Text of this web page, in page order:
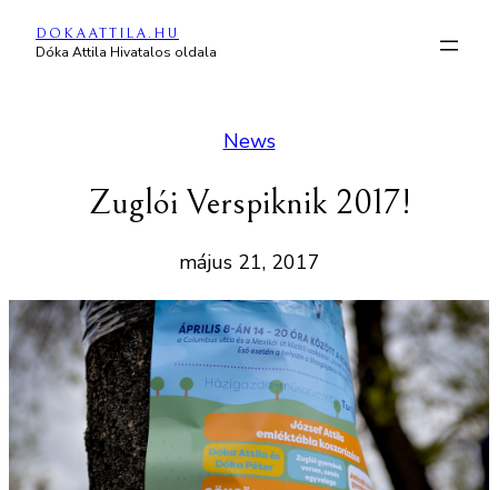
Ugrás
DOKAATTILA.HU
Dóka Attila Hivatalos oldala
News
Zuglói Verspiknik 2017!
május 21, 2017